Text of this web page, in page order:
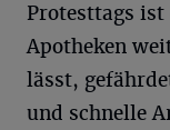
Protesttags
Apotheken
lässt,
und schnelle